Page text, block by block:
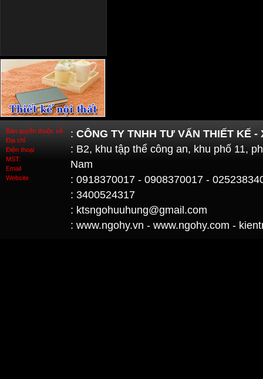
Bản quyền thuộc về
Địa chỉ
Điện thoại
MST:
Email
Website
: CÔNG TY TNHH TƯ VẤN THIẾT KẾ -
: B2, khu tập thể công an, khu phố 11,
Nam
: 0918370017 - 0908370017 -
: 3400524317
: ktsngohuuhung@gmail.com
: www.ngohy.vn - www.ngohy.com -